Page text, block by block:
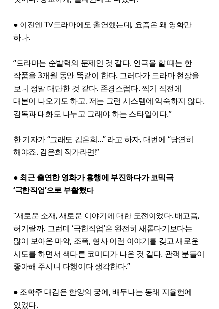
● 이전엔 TV드라마에도 출연했는데, 요즘은 왜 영화만
하나.
“드라마는 순발력의 문제인 것 같다. 연극을 할 때는 한
작품을 3개월 동안 똑같이 한다. 그러다가 드라마 현장을
보니 정말 대단한 것 같다. 존경스럽다. 찍기 직전에
대본이 나오기도 하고. 저는 그런 시스템에 익숙하지 않다.
감독과 대화도 나누고 그래야 하는 스타일이다.”
한 기자가 “그래도 김은희...” 라고 하자, 대번에 “당연히
해야죠. 김은희 작가라면!”
● 최근 출연한 영화가 흥행에 부진하다가 코믹극
‘극한직업’으로 부활했다
“새로운 소재, 새로운 이야기에 대한 도전이었다. 배고픔,
허기랄까. 그런데 ‘극한직업’은 완전히 새롭다기보다는
많이 보아온 마약, 조폭, 형사 이런 이야기를 갖고 새로운
시도를 하면서 색다른 코미디가 나온 것 같다. 관객 분들이
좋아해 주시니 다행이다 생각한다.”
● 조학주 대감은 한양의 궁에, 배두나는 동래 지율헌에
있었다.